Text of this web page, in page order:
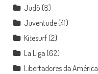
Judô (8)
Juventude(41)
Kitesurf(2)
La Liga (62)
Libertadores da América